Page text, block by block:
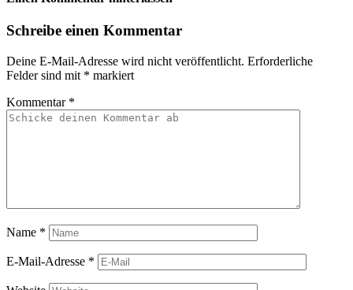
Schreibe einen Kommentar
Deine E-Mail-Adresse wird nicht veröffentlicht. Erforderliche
Felder sind mit * markiert
Kommentar *
Name *
E-Mail-Adresse *